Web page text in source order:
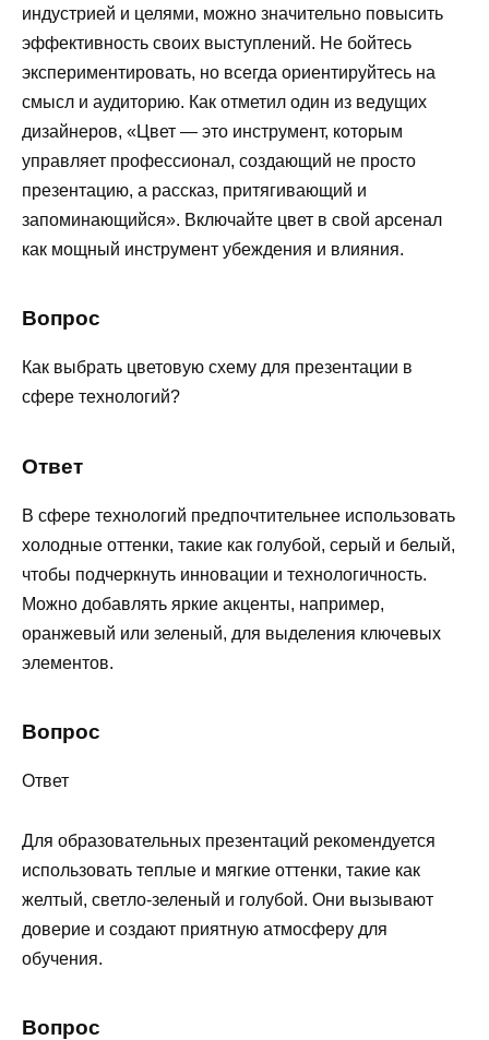
индустрией и целями, можно значительно повысить
эффективность своих выступлений. Не бойтесь
экспериментировать, но всегда ориентируйтесь на
смысл и аудиторию. Как отметил один из ведущих
дизайнеров, «Цвет — это инструмент, которым
управляет профессионал, создающий не просто
презентацию, а рассказ, притягивающий и
запоминающийся». Включайте цвет в свой арсенал
как мощный инструмент убеждения и влияния.
Вопрос
Как выбрать цветовую схему для презентации в
сфере технологий?
Ответ
В сфере технологий предпочтительнее использовать
холодные оттенки, такие как голубой, серый и белый,
чтобы подчеркнуть инновации и технологичность.
Можно добавлять яркие акценты, например,
оранжевый или зеленый, для выделения ключевых
элементов.
Вопрос
Ответ
Для образовательных презентаций рекомендуется
использовать теплые и мягкие оттенки, такие как
желтый, светло-зеленый и голубой. Они вызывают
доверие и создают приятную атмосферу для
обучения.
Вопрос